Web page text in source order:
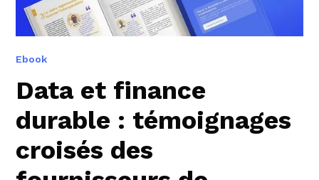
Ebook
Data et finance
durable : témoignages
croisés des